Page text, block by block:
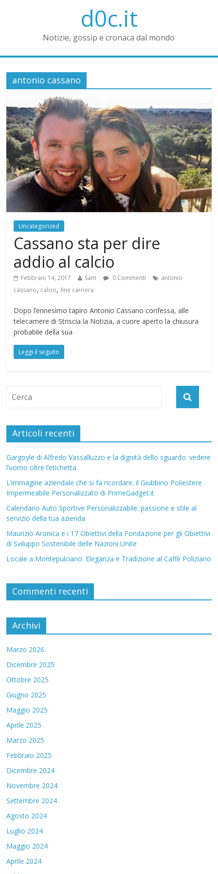
d0c.it
Notizie, gossip e cronaca dal mondo
antonio cassano
Uncategorized
Cassano sta per dire
addio al calcio
Febbraio 14, 2017 Sam 0 Commenti
antonio
cassano, calcio,fine carriera
Dopo l’ennesimo tapiro Antonio Cassano confessa, alle
telecamere di Striscia la Notizia, a cuore aperto la chiusura
probabile della sua
Leggi il seguito
Articoli recenti
Gargoyle di Alfredo Vassalluzzo e la dignità dello sguardo: vedere
l’uomo oltre l’etichetta
L’immagine aziendale che si fa ricordare: il Giubbino Poliestere
Impermeabile Personalizzato di PrimeGadget.it
Calendario Auto Sportive Personalizzabile: passione e stile al
servizio della tua azienda
Maurizio Aronica e i 17 Obiettivi della Fondazione per gli Obiettivi
di Sviluppo Sostenibile delle Nazioni Unite
Locale a Montepulciano: Eleganza e Tradizione al Caffè Poliziano
Commenti recenti
Archivi
Marzo 2026
Dicembre 2025
Ottobre 2025
Giugno 2025
Maggio 2025
Aprile 2025
Marzo 2025
Febbraio 2025
Dicembre 2024
Novembre 2024
Settembre 2024
Agosto 2024
Luglio 2024
Maggio 2024
Aprile 2024